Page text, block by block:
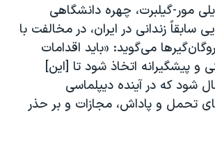
مور-گیلبرت، چهره دانشگاهی
سابقاً زندانی در ایران، در مخالفت با
می‌گوید: «باید اقدامات
و پیشگیرانه اتخاذ شود تا [این]
شود که در آینده دیپلماسی
تحمل و پاداش، مجازات و بر حذر